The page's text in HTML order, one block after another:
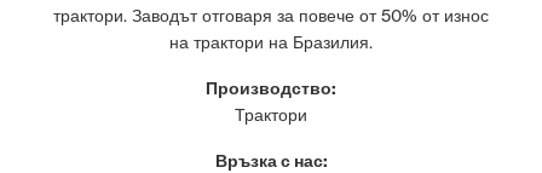
трактори. Заводът отговаря за повече от 50% от износ
на трактори на Бразилия.
Производство:
Трактори
Връзка с нас: